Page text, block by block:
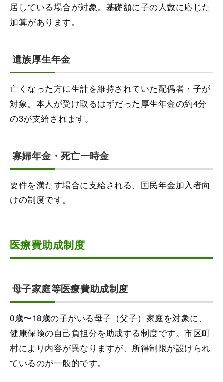
居している場合が対象。基礎額に子の人数に応じた
加算があります。
遺族厚生年金
亡くなった方に生計を維持されていた配偶者・子が
対象。本人が受け取るはずだった厚生年金の約4分
の3が支給されます。
寡婦年金・死亡一時金
要件を満たす場合に支給される、国民年金加入者向
けの制度です。
医療費助成制度
母子家庭等医療費助成制度
0歳〜18歳の子がいる母子（父子）家庭を対象に、
健康保険の自己負担分を助成する制度です。市区町
村により内容が異なりますが、所得制限が設けられ
ているのが一般的です。